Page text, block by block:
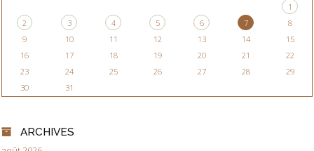
1
2
3 4 5 6 7
8
9
10 11 12 13 14
15
16
17 18 19 20 21
22
23
24 25 26 27 28
29
30
31
ARCHIVES